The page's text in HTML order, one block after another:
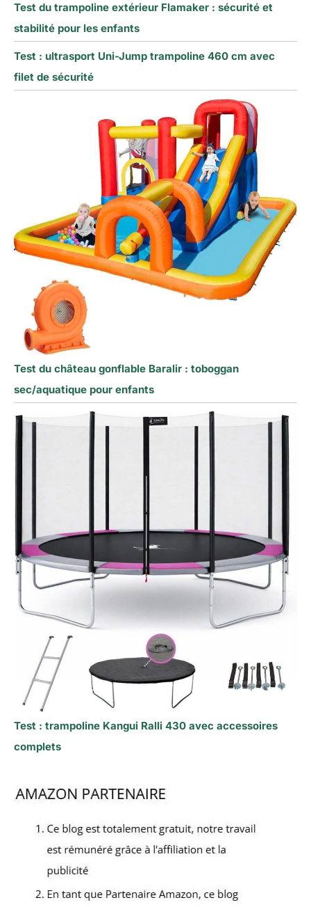
Test du trampoline extérieur Flamaker : sécurité et
stabilité pour les enfants
Test : ultrasport Uni-Jump trampoline 460 cm avec
filet de sécurité
Test du château gonflable Baralir : toboggan
sec/aquatique pour enfants
Test : trampoline Kangui Ralli 430 avec accessoires
complets